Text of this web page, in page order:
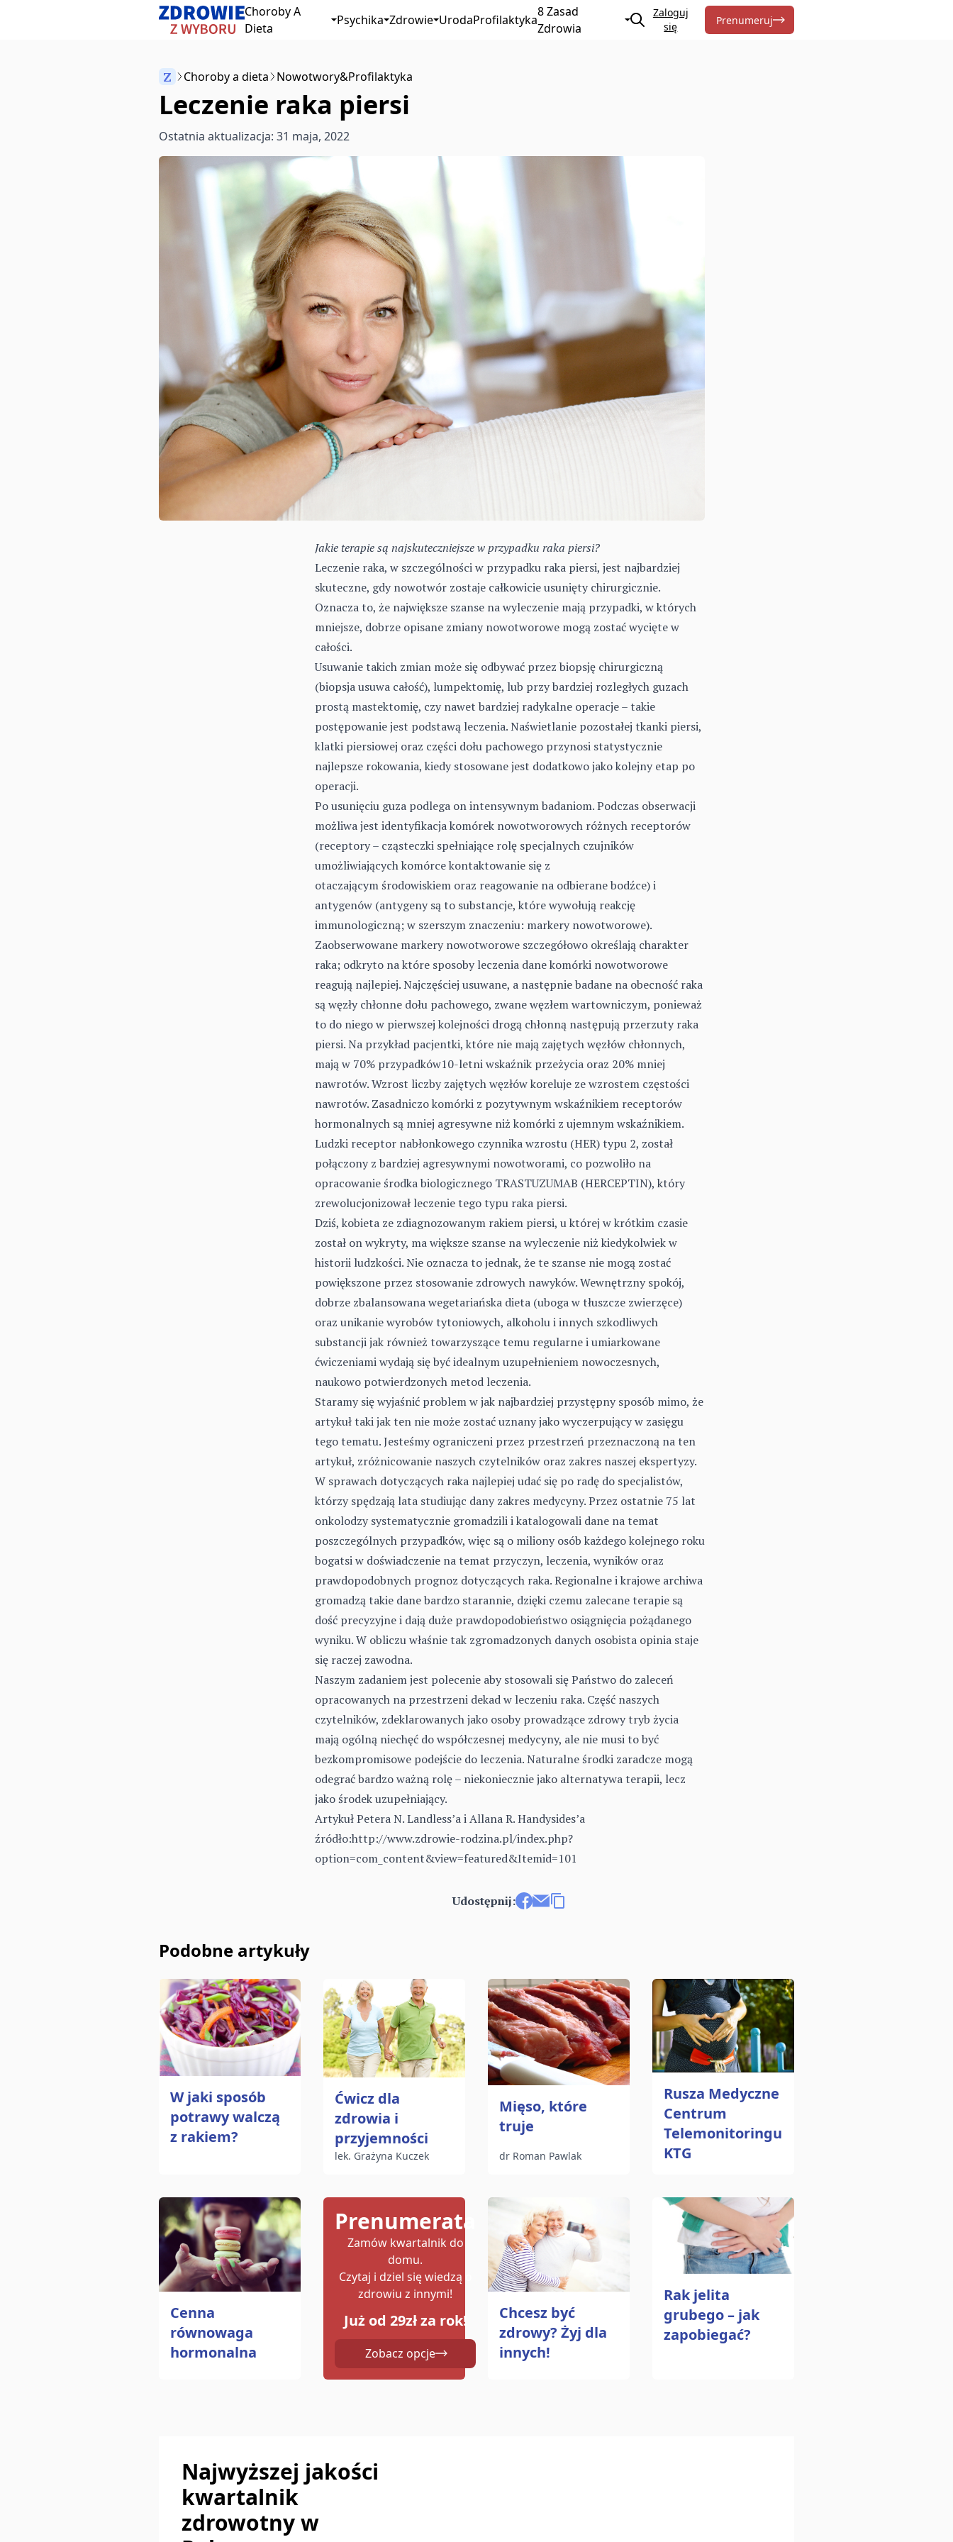
Choroby A
Dieta
Psychika Zdrowie UrodaProfilaktyka
8 Zasad
Zdrowia
Zaloguj
się
Prenumeruj
Anuluj
Zacznij pisać, aby wyszukać artykuły
Z Choroby a dieta Nowotwory&Profilaktyka
Leczenie raka piersi
Ostatnia aktualizacja: 31 maja, 2022
Jakie terapie są najskuteczniejsze w przypadku raka piersi?
Leczenie raka, w szczególności w przypadku raka piersi, jest najbardziej
skuteczne, gdy nowotwór zostaje całkowicie usunięty chirurgicznie.
Oznacza to, że największe szanse na wyleczenie mają przypadki, w których
mniejsze, dobrze opisane zmiany nowotworowe mogą zostać wycięte w
całości.
Usuwanie takich zmian może się odbywać przez biopsję chirurgiczną
(biopsja usuwa całość), lumpektomię, lub przy bardziej rozległych guzach
prostą mastektomię, czy nawet bardziej radykalne operacje – takie
postępowanie jest podstawą leczenia. Naświetlanie pozostałej tkanki piersi,
klatki piersiowej oraz części dołu pachowego przynosi statystycznie
najlepsze rokowania, kiedy stosowane jest dodatkowo jako kolejny etap po
operacji.
Po usunięciu guza podlega on intensywnym badaniom. Podczas obserwacji
możliwa jest identyfikacja komórek nowotworowych różnych receptorów
(receptory – cząsteczki spełniające rolę specjalnych czujników
umożliwiających komórce kontaktowanie się z
otaczającym środowiskiem oraz reagowanie na odbierane bodźce) i
antygenów (antygeny są to substancje, które wywołują reakcję
immunologiczną; w szerszym znaczeniu: markery nowotworowe).
Zaobserwowane markery nowotworowe szczegółowo określają charakter
raka; odkryto na które sposoby leczenia dane komórki nowotworowe
reagują najlepiej. Najczęściej usuwane, a następnie badane na obecność raka
są węzły chłonne dołu pachowego, zwane węzłem wartowniczym, ponieważ
to do niego w pierwszej kolejności drogą chłonną następują przerzuty raka
piersi. Na przykład pacjentki, które nie mają zajętych węzłów chłonnych,
mają w 70% przypadków10-letni wskaźnik przeżycia oraz 20% mniej
nawrotów. Wzrost liczby zajętych węzłów koreluje ze wzrostem częstości
nawrotów. Zasadniczo komórki z pozytywnym wskaźnikiem receptorów
hormonalnych są mniej agresywne niż komórki z ujemnym wskaźnikiem.
Ludzki receptor nabłonkowego czynnika wzrostu (HER) typu 2, został
połączony z bardziej agresywnymi nowotworami, co pozwoliło na
opracowanie środka biologicznego TRASTUZUMAB (HERCEPTIN), który
zrewolucjonizował leczenie tego typu raka piersi.
Dziś, kobieta ze zdiagnozowanym rakiem piersi, u której w krótkim czasie
został on wykryty, ma większe szanse na wyleczenie niż kiedykolwiek w
historii ludzkości. Nie oznacza to jednak, że te szanse nie mogą zostać
powiększone przez stosowanie zdrowych nawyków. Wewnętrzny spokój,
dobrze zbalansowana wegetariańska dieta (uboga w tłuszcze zwierzęce)
oraz unikanie wyrobów tytoniowych, alkoholu i innych szkodliwych
substancji jak również towarzyszące temu regularne i umiarkowane
ćwiczeniami wydają się być idealnym uzupełnieniem nowoczesnych,
naukowo potwierdzonych metod leczenia.
Staramy się wyjaśnić problem w jak najbardziej przystępny sposób mimo, że
artykuł taki jak ten nie może zostać uznany jako wyczerpujący w zasięgu
tego tematu. Jesteśmy ograniczeni przez przestrzeń przeznaczoną na ten
artykuł, zróżnicowanie naszych czytelników oraz zakres naszej ekspertyzy.
W sprawach dotyczących raka najlepiej udać się po radę do specjalistów,
którzy spędzają lata studiując dany zakres medycyny. Przez ostatnie 75 lat
onkolodzy systematycznie gromadzili i katalogowali dane na temat
poszczególnych przypadków, więc są o miliony osób każdego kolejnego roku
bogatsi w doświadczenie na temat przyczyn, leczenia, wyników oraz
prawdopodobnych prognoz dotyczących raka. Regionalne i krajowe archiwa
gromadzą takie dane bardzo starannie, dzięki czemu zalecane terapie są
dość precyzyjne i dają duże prawdopodobieństwo osiągnięcia pożądanego
wyniku. W obliczu właśnie tak zgromadzonych danych osobista opinia staje
się raczej zawodna.
Naszym zadaniem jest polecenie aby stosowali się Państwo do zaleceń
opracowanych na przestrzeni dekad w leczeniu raka. Część naszych
czytelników, zdeklarowanych jako osoby prowadzące zdrowy tryb życia
mają ogólną niechęć do współczesnej medycyny, ale nie musi to być
bezkompromisowe podejście do leczenia. Naturalne środki zaradcze mogą
odegrać bardzo ważną rolę – niekoniecznie jako alternatywa terapii, lecz
jako środek uzupełniający.
Artykuł Petera N. Landless’a i Allana R. Handysides’a
źródło:http://www.zdrowie-rodzina.pl/index.php?
option=com_content&view=featured&Itemid=101
Udostępnij:
Podobne artykuły
W jaki sposób
potrawy walczą
z rakiem?
Ćwicz dla
zdrowia i
przyjemności
lek. Grażyna Kuczek
Mięso, które
truje
dr Roman Pawlak
Rusza Medyczne
Centrum
Telemonitoringu
KTG
Cenna
równowaga
hormonalna
Prenumerata
Zamów kwartalnik do
domu.
Czytaj i dziel się wiedzą o
zdrowiu z innymi!
Już od 29zł za rok!
Zobacz opcje
Chcesz być
zdrowy? Żyj dla
innych!
Rak jelita
grubego – jak
zapobiegać?
Najwyższej jakości
kwartalnik
zdrowotny w